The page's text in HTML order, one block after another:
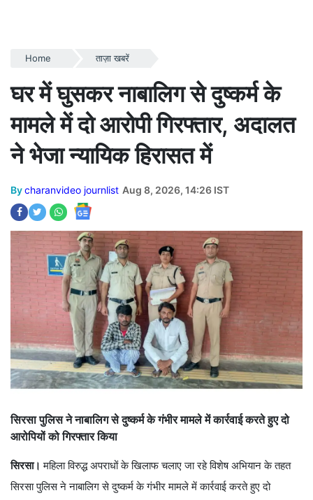
Home ताज़ा खबरें
घर में घुसकर नाबालिग से दुष्कर्म के
मामले में दो आरोपी गिरफ्तार, अदालत
ने भेजा न्यायिक हिरासत में
Bycharanvideo journlist Aug 8, 2026, 14:26 IST
सिरसा पुलिस ने नाबालिग से दुष्कर्म के गंभीर मामले में कार्रवाई करते हुए दो
आरोपियों को गिरफ्तार किया
सिरसा। महिला विरुद्ध अपराधों के खिलाफ चलाए जा रहे विशेष अभियान के तहत
सिरसा पुलिस ने नाबालिग से दुष्कर्म के गंभीर मामले में कार्रवाई करते हुए दो